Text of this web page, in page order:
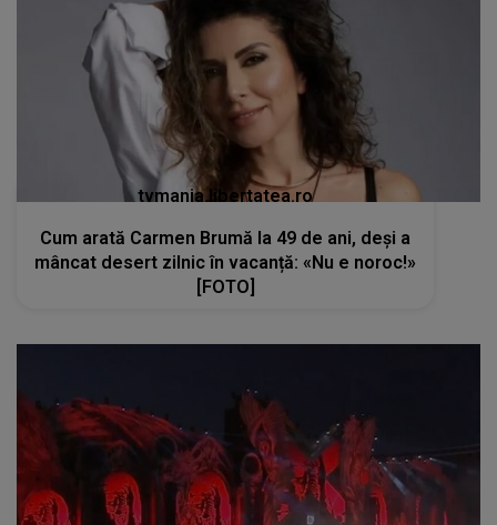
tvmania.libertatea.ro
Cum arată Carmen Brumă la 49 de ani, deși a
mâncat desert zilnic în vacanță: «Nu e noroc!»
[FOTO]